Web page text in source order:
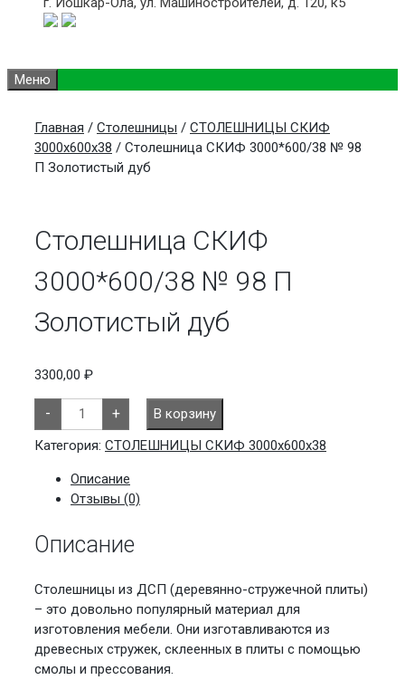
Меню
Главная / Столешницы / СТОЛЕШНИЦЫ СКИФ
3000х600х38 / Столешница СКИФ 3000*600/38 № 98
П Золотистый дуб
Столешница СКИФ
3000*600/38 № 98 П
Золотистый дуб
3300,00 ₽
-
Количество
товара
Столешница
СКИФ
3000*600/38
№
98
Золотистый
+
В корзину
Категория: СТОЛЕШНИЦЫ СКИФ 3000х600х38
Описание
Отзывы (0)
Описание
Столешницы из ДСП (деревянно-стружечной плиты)
– это довольно популярный материал для
изготовления мебели. Они изготавливаются из
древесных стружек, склеенных в плиты с помощью
смолы и прессования.